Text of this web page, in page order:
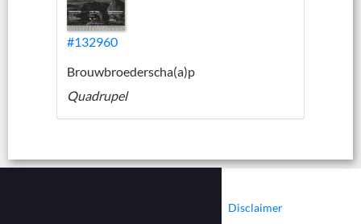
#132960
Brouwbroederscha(a)p
Quadrupel
Disclaimer